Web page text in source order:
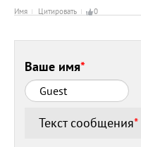
Имя Цитировать 0
Ваше имя*
Текст сообщения*